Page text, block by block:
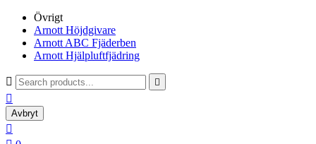
Övrigt
Arnott Höjdgivare
Arnott ABC Fjäderben
Arnott Hjälpluftfjädring
 

Avbryt
